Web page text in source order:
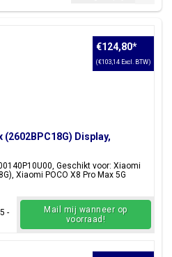
(2602BPC18G) Display,
Geschikt voor: Xiaomi
Xiaomi POCO X8 Pro Max 5G
€124,80*
(€103,14 Excl. BTW)
-
Mail mij wanneer op
voorraad!